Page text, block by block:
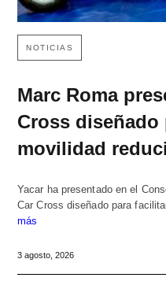
NOTICIAS
Marc Roma
Cross diseñado
movilidad
Yacar ha presentado en el
Car Cross diseñado para
más
3 agosto, 2026